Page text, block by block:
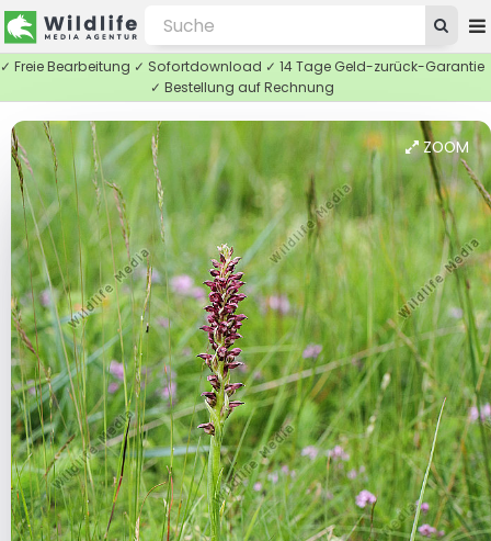
✓ Freie Bearbeitung ✓ Sofortdownload ✓ 14 Tage Geld-zurück-Garantie
✓ Bestellung auf Rechnung
ZOOM